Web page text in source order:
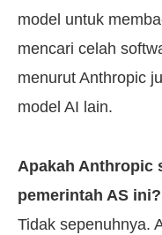
model untuk
mencari celah
menurut Anthropic
model AI lain.
Apakah Anthropic
pemerintah AS ini?
Tidak sepenuhnya.